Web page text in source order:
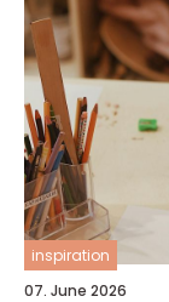
inspiration
07. June 2026